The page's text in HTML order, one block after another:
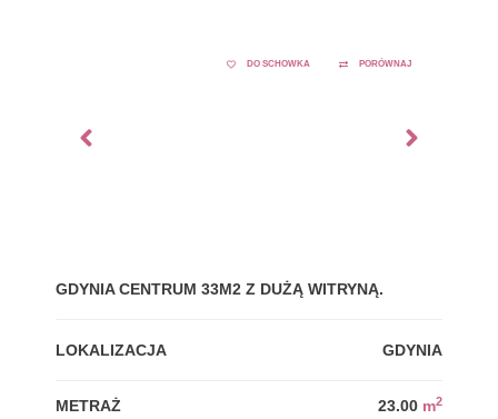
DO SCHOWKA PORÓWNAJ
GDYNIA CENTRUM 33M2 Z DUŻĄ WITRYNĄ.
LOKALIZACJA GDYNIA
METRAŻ 23.00 m2